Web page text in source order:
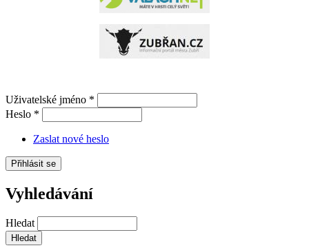
Uživatelské jméno *
Heslo *
Zaslat nové heslo
Vyhledávání
Hledat